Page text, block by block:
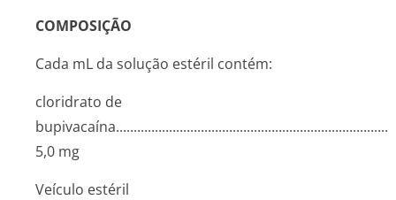
COMPOSIÇÃO
Cada mL da solução estéril contém:
cloridrato de
5,0 mg
Veículo estéril